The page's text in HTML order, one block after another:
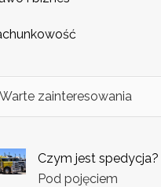
Warte zainteresowania
Czym jest spedycja?
Pod pojęciem